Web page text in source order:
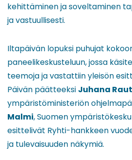
kehittäminen ja soveltaminen
ja vastuullisesti.
Iltapäivän lopuksi puhujat
paneelikeskusteluun, jossa
teemoja ja vastattiin yleisön
Päivän päätteeksi Juhana
ympäristöministeriön
Malmi, Suomen
esittelivät Ryhti-hankkeen
ja tulevaisuuden näkymiä.